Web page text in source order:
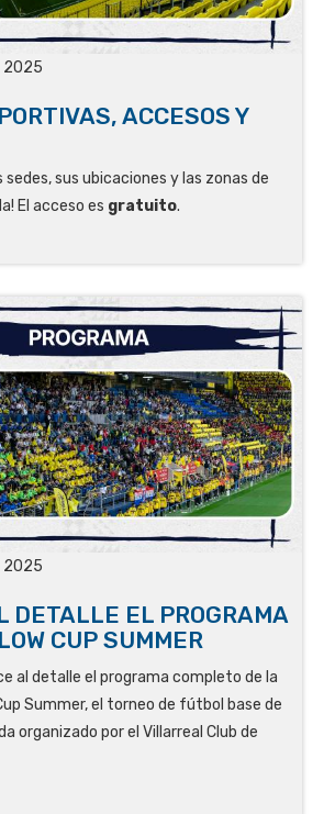
2025
ACCESOS Y
sus ubicaciones y las zonas de
El acceso es gratuito.
2025
DETALLE EL PROGRAMA
CUP SUMMER
al detalle el programa completo de la
Summer, el torneo de fútbol base de
organizado por el Villarreal Club de